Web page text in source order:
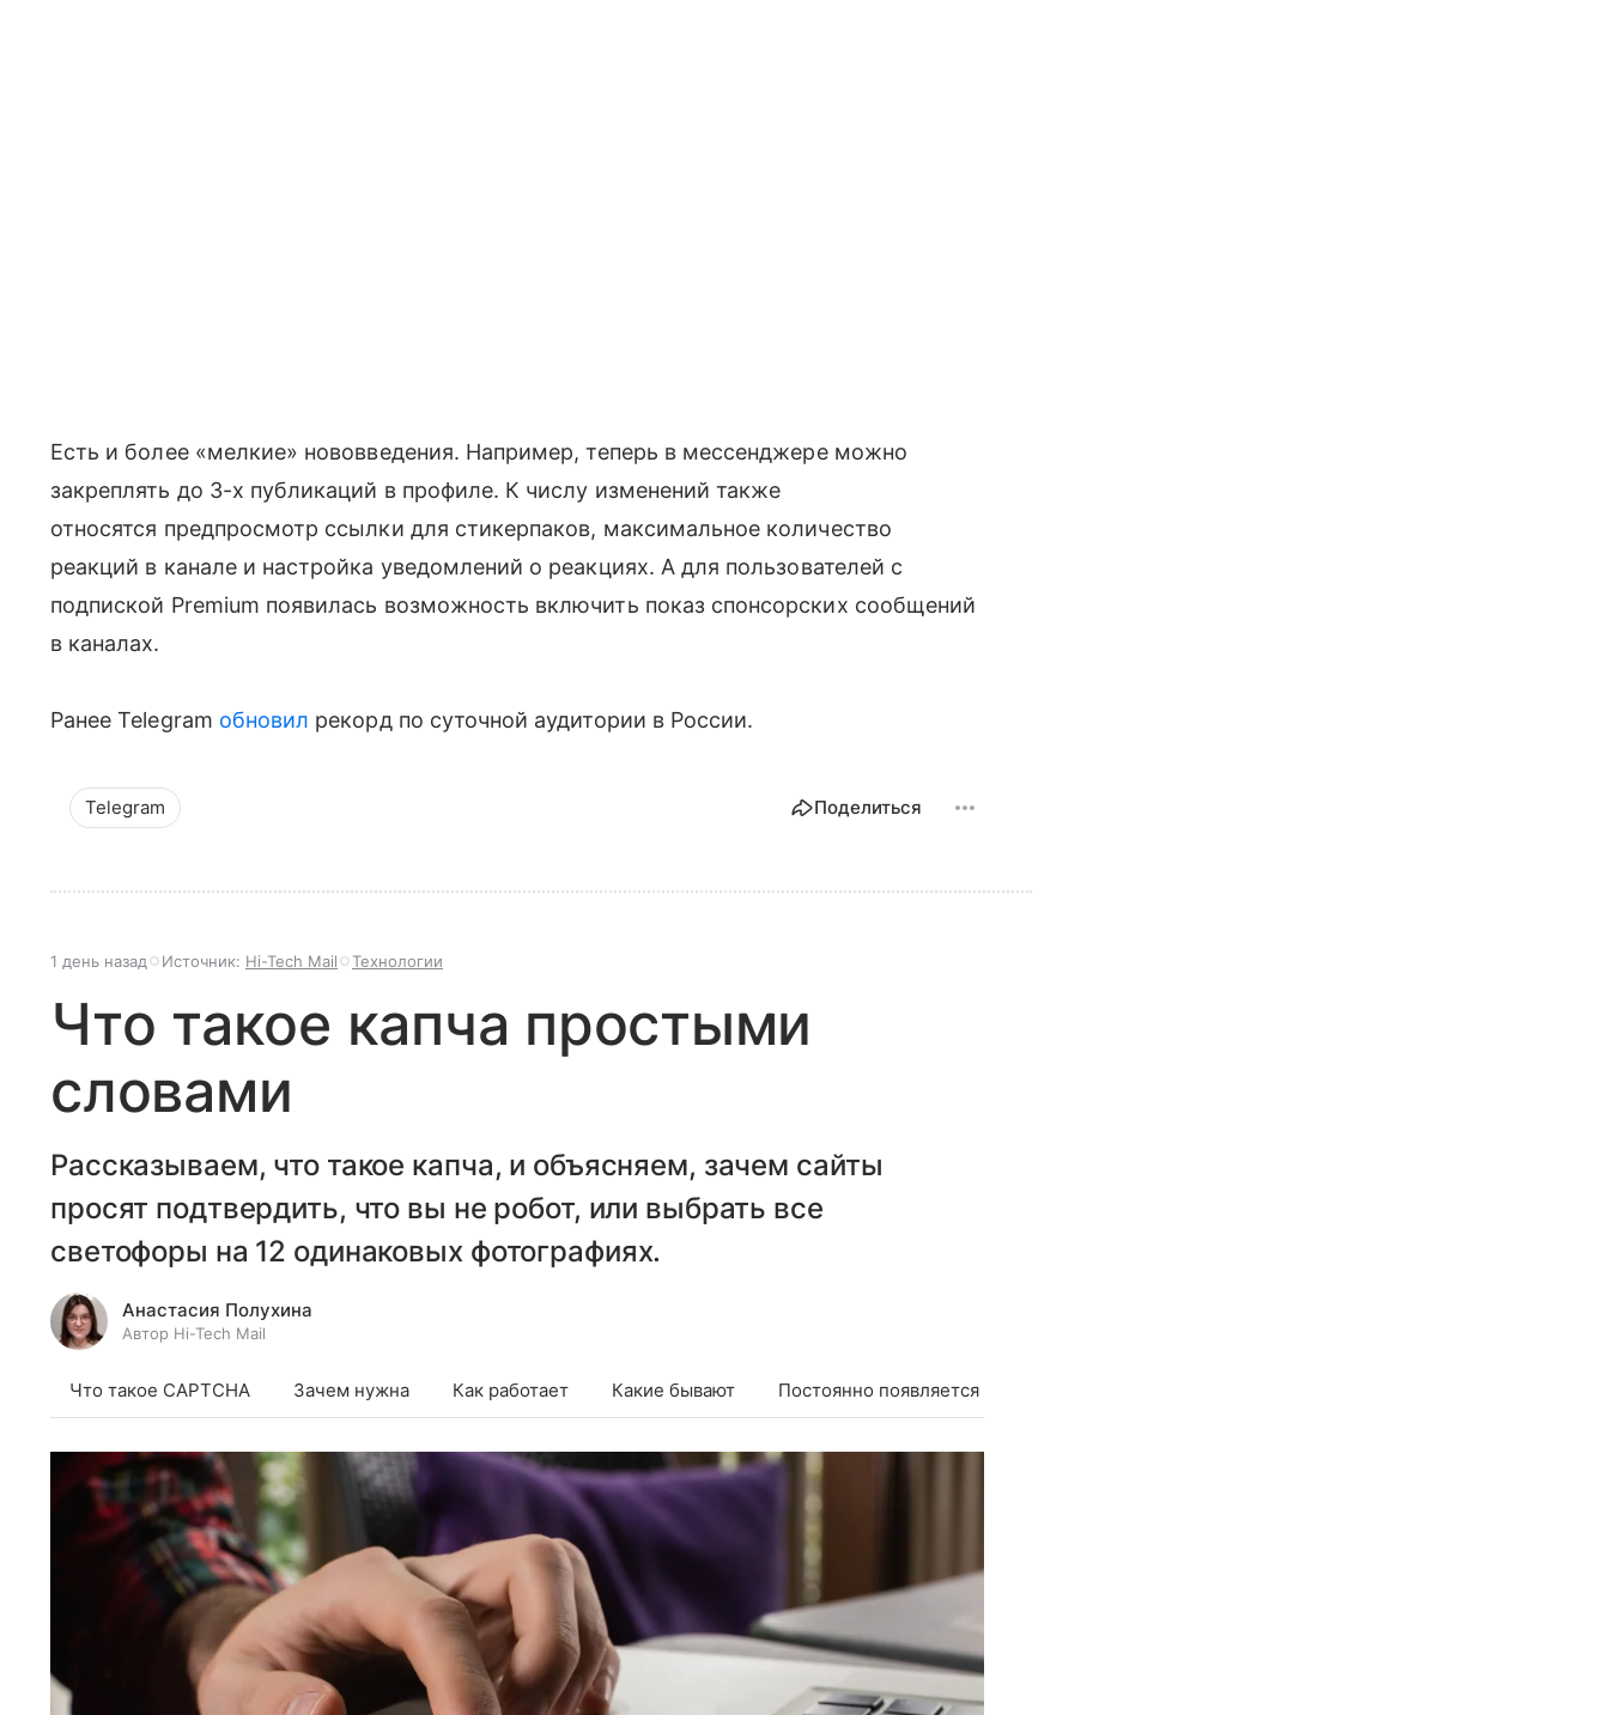
Есть и более «мелкие» нововведения. Например, теперь в мессенджере можно
закреплять до 3-х публикаций в профиле. К числу изменений также
относятся предпросмотр ссылки для стикерпаков, максимальное количество
реакций в канале и настройка уведомлений о реакциях. А для пользователей с
подпиской Premium появилась возможность включить показ спонсорских сообщений
в каналах.
Ранее Telegram обновил рекорд по суточной аудитории в России.
Telegram Поделиться
1 день назад Источник: Hi-Tech Mail Технологии
Что такое капча простыми
словами
Рассказываем, что такое капча, и объясняем, зачем сайты
просят подтвердить, что вы не робот, или выбрать все
светофоры на 12 одинаковых фотографиях.
Анастасия Полухина
Автор Hi-Tech Mail
Что такое CAPTCHA Зачем нужна Как работает Какие бывают Постоянно появляется